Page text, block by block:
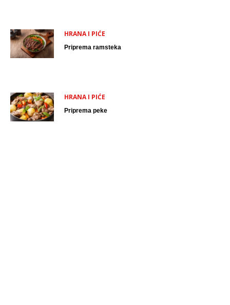
HRANA I PIĆE
Priprema ramsteka
HRANA I PIĆE
Priprema peke